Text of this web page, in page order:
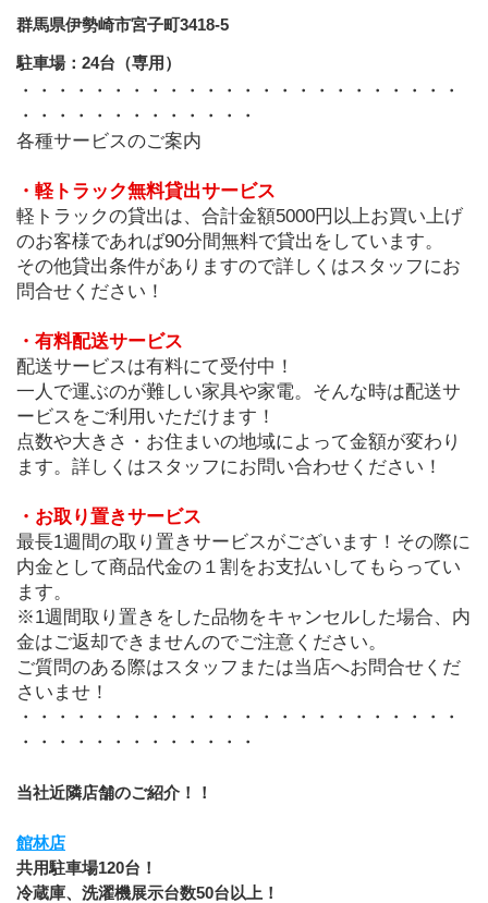
群馬県伊勢崎市宮子町3418-5
駐車場：24台（専用）
・・・・・・・・・・・・・・・・・・・・・・・・
・・・・・・・・・・・・・
各種サービスのご案内
・軽トラック無料貸出サービス
軽トラックの貸出は、合計金額5000円以上お買い上げ
のお客様であれば90分間無料で貸出をしています。
その他貸出条件がありますので詳しくはスタッフにお
問合せください！
・有料配送サービス
配送サービスは有料にて受付中！
一人で運ぶのが難しい家具や家電。そんな時は配送サ
ービスをご利用いただけます！
点数や大きさ・お住まいの地域によって金額が変わり
ます。詳しくはスタッフにお問い合わせください！
・お取り置きサービス
最長1週間の取り置きサービスがございます！その際に
内金として商品代金の１割をお支払いしてもらってい
ます。
※1週間取り置きをした品物をキャンセルした場合、内
金はご返却できませんのでご注意ください。
ご質問のある際はスタッフまたは当店へお問合せくだ
さいませ！
・・・・・・・・・・・・・・・・・・・・・・・・
・・・・・・・・・・・・・
当社近隣店舗のご紹介！！
館林店
共用駐車場120台！
冷蔵庫、洗濯機展示台数50台以上！